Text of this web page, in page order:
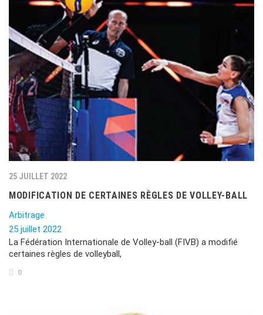
25 JUILLET 2022
MODIFICATION DE CERTAINES RÈGLES DE VOLLEY-BALL
Arbitrage
25 juillet 2022
La Fédération Internationale de Volley-ball (FIVB) a modifié
certaines règles de volleyball,
0